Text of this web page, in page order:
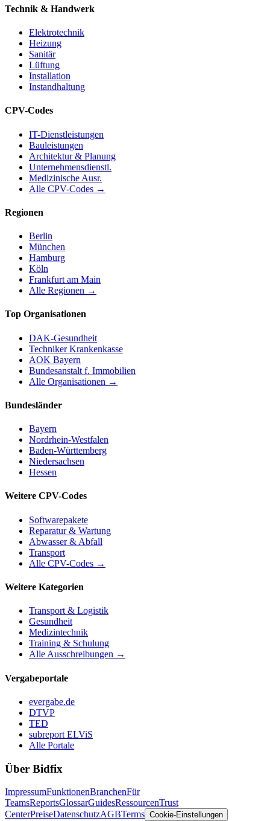
Technik & Handwerk
Elektrotechnik
Heizung
Sanitär
Lüftung
Installation
Instandhaltung
CPV-Codes
IT-Dienstleistungen
Bauleistungen
Architektur & Planung
Unternehmensdienstl.
Medizinische Ausr.
Alle CPV-Codes →
Regionen
Berlin
München
Hamburg
Köln
Frankfurt am Main
Alle Regionen →
Top Organisationen
DAK-Gesundheit
Techniker Krankenkasse
AOK Bayern
Bundesanstalt f. Immobilien
Alle Organisationen →
Bundesländer
Bayern
Nordrhein-Westfalen
Baden-Württemberg
Niedersachsen
Hessen
Weitere CPV-Codes
Softwarepakete
Reparatur & Wartung
Abwasser & Abfall
Transport
Alle CPV-Codes →
Weitere Kategorien
Transport & Logistik
Gesundheit
Medizintechnik
Training & Schulung
Alle Ausschreibungen →
Vergabeportale
evergabe.de
DTVP
TED
subreport ELViS
Alle Portale
Über Bidfix
ImpressumFunktionenBranchenFür
TeamsReportsGlossarGuidesRessourcenTrust
CenterPreiseDatenschutzAGBTerms Cookie-Einstellungen